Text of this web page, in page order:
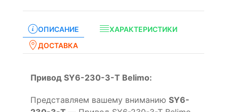
ОПИСАНИЕ
ХАРАКТЕРИСТИКИ
ДОСТАВКА
Привод SY6-230-3-T Belimo:
Представляем вашему вниманию SY6-